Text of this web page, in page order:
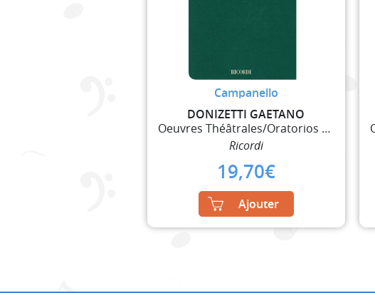
Campanello
DONIZETTI GAETANO
Oeuvres Théâtrales/Oratorios et Ballets
Ricordi
19,70€
Ajouter